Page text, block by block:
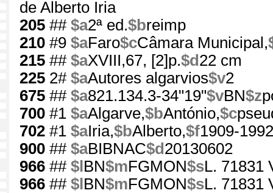
de Alberto Iria
205 ## $a2ª ed.$breimp
210 #9 $aFaro$cCâmara Municipal,
215 ## $aXVIII,67, [2]p.$d 22 cm
225 2# $aAutores algarvios$v2
675 ## $a821.134.3-34"19"$vBN$z
700 #1 $aAlgarve,$bAntónio,$c
702 #1 $aIria,$bAlberto,$f1909-1992
900 ## $aBIBNAC$d 20130602
966 ## $l BN$mFGMON$sL. 71831
966 ## $l BN$mFGMON$sL. 71831